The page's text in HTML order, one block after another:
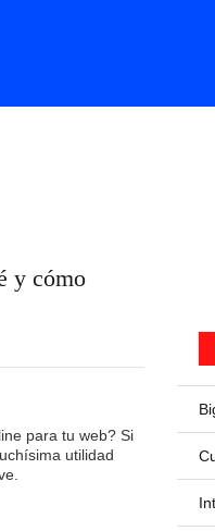
y cómo
para tu web? Si
utilidad